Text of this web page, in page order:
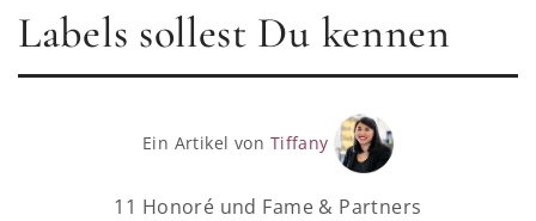
Labels sollest Du kennen
Ein Artikel von Tiffany
11 Honoré und Fame & Partners